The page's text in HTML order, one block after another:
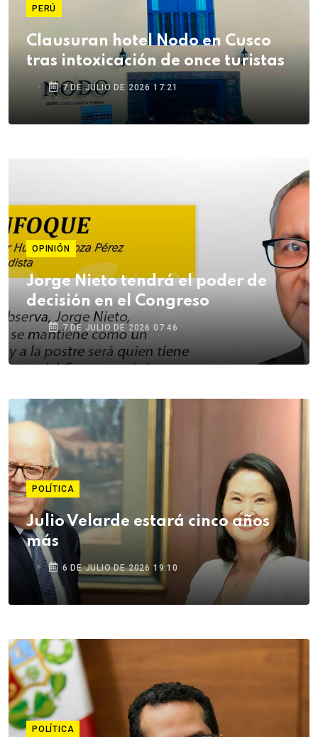
PERÚ
Clausuran hotel Nodo en Cusco
tras intoxicación de once turistas
7 DE JULIO DE 2026 17:21
OPINIÓN
Jorge Nieto tendrá el poder de
decisión en el Congreso
7 DE JULIO DE 2026 07:46
POLÍTICA
Julio Velarde estará cinco años
más
6 DE JULIO DE 2026 19:10
POLÍTICA